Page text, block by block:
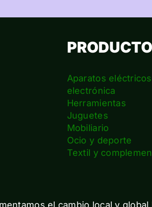
Aparatos
electrónica
Herramientas
Juguetes
Mobiliario
Ocio y deporte
Textil y
el cambio local y global